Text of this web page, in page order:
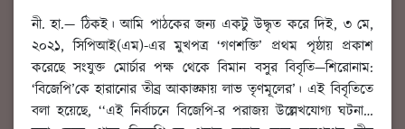
নী. হা.—ঠিকই। আমি পাঠকের জন্য একটু উদ্ধৃত করে দিই, ৩ মে,
২০২১, সিপিআই(এম)-এর মুখপত্র ‘গণশক্তি’ প্রথম পৃষ্ঠায় প্রকাশ
করেছে সংযুক্ত মোর্চার পক্ষ থেকে বিমান বসুর বিবৃতি—শিরোনাম:
‘বিজেপি’কে হারানোর তীব্র আকাঙ্ক্ষায় লাভ তৃণমূলের’। এই বিবৃতিতে
বলা হয়েছে, ‘‘এই নির্বাচনে বিজেপি-র পরাজয় উল্লেখযোগ্য ঘটনা…